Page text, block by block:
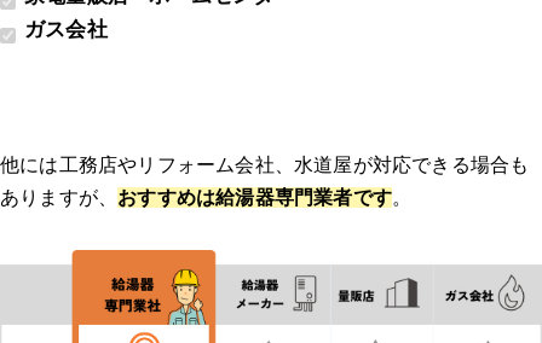
ガス会社
他には工務店やリフォーム会社、水道屋が対応できる場合も
ありますが、 おすすめは給湯器専門業者です。